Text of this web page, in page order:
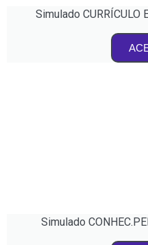
Simulado CURRÍCULO
Simulado